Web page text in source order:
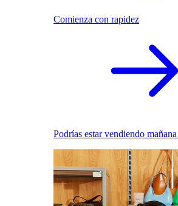
Comienza con rapidez
Podrías estar vendiendo